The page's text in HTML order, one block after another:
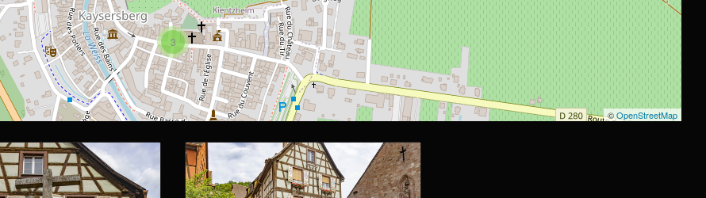
3
©OpenStreetMap